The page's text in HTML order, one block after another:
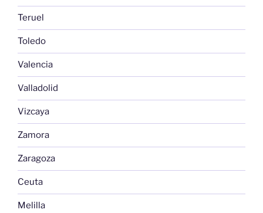
Teruel
Toledo
Valencia
Valladolid
Vizcaya
Zamora
Zaragoza
Ceuta
Melilla